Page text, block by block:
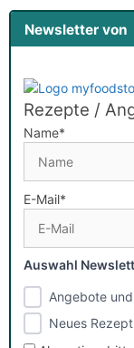
Newsletter von
Rezepte /
Name*
E-Mail*
Auswahl
Angebote
Neues Rezept